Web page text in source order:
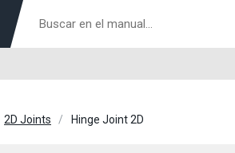
2D Joints Hinge Joint 2D